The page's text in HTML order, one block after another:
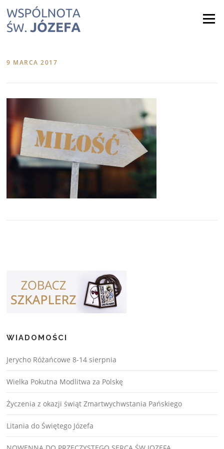
content
Menu
9 MARCA 2017
WIADOMOŚCI
Jerycho Różańcowe 8-14 sierpnia
Wielka Pokutna Modlitwa za Polskę
Życzenia z okazji świąt Zmartwychwstania Pańskiego
Litania do Świętego Józefa